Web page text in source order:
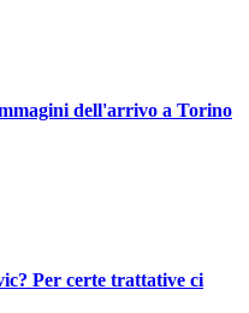
dell'arrivo a Torino
Per certe trattative ci